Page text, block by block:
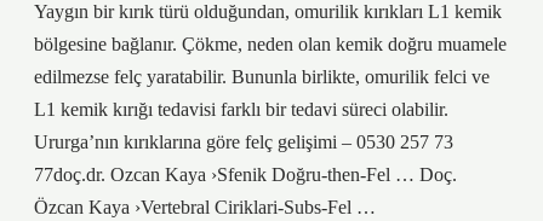
Yaygın bir kırık türü olduğundan, omurilik kırıkları L1 kemik
bölgesine bağlanır. Çökme, neden olan kemik doğru muamele
edilmezse felç yaratabilir. Bununla birlikte, omurilik felci ve
L1 kemik kırığı tedavisi farklı bir tedavi süreci olabilir.
Ururga’nın kırıklarına göre felç gelişimi – 0530 257 73
77doç.dr. Ozcan Kaya ›Sfenik Doğru-then-Fel … Doç.
Özcan Kaya ›Vertebral Ciriklari-Subs-Fel …